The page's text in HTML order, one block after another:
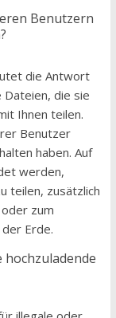
Benutzern
die Antwort
Dateien, die sie
Ihnen teilen.
Benutzer
haben. Auf
werden,
teilen, zusätzlich
zum
Erde.